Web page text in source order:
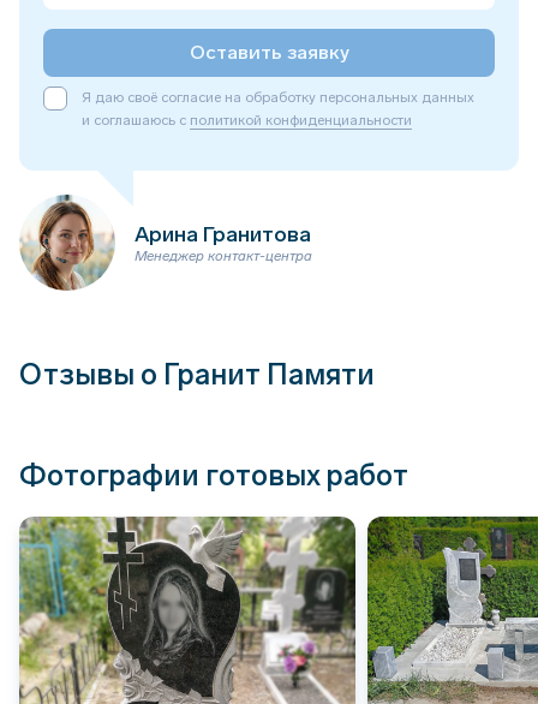
Оставить заявку
Я даю своё согласие на обработку персональных данных
и соглашаюсь с политикой конфиденциальности
Арина Гранитова
Менеджер контакт-центра
Отзывы о Гранит Памяти
Фотографии готовых работ